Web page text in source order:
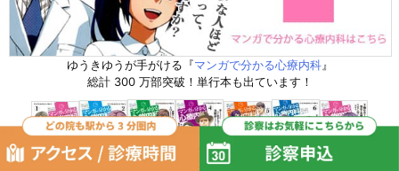
ゆうきゆうが手がける『マンガで分かる心療内科』
総計 300 万部突破！単行本も出ています！